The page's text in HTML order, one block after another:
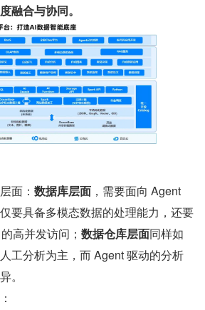
融合与协同。
面： 数据库层面 ，需要面向 Agent
具备多模态数据的处理能力，还要
高并发访问； 数据仓库层面同样如
工分析为主，而 Agent 驱动的分析
。